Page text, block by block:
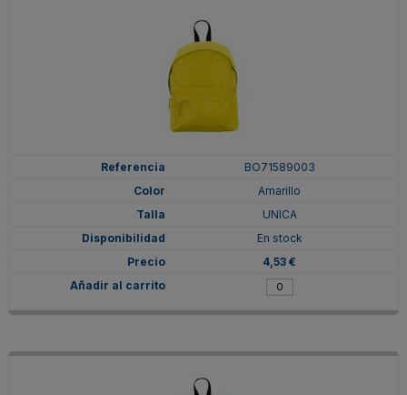
BO71589003
Amarillo
UNICA
En stock
4,53 €